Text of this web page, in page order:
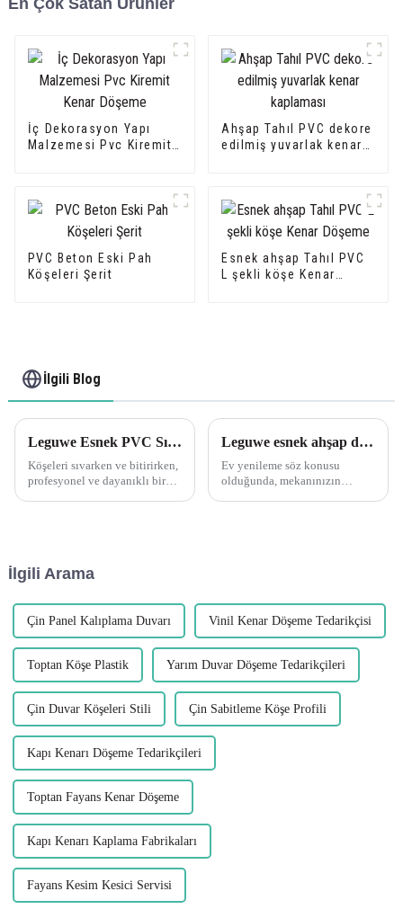
En Çok Satan Ürünler
İç Dekorasyon Yapı
Malzemesi Pvc Kiremit
Ahşap Tahıl PVC dekore
edilmiş yuvarlak kenar
PVC Beton Eski Pah
Köşeleri Şerit
Esnek ahşap Tahıl PVC
L şekli köşe Kenar
İlgili Blog
Leguwe Esnek PVC Sıvama Köşe Profillerinin çok yönlülüğünü keşfedin
Köşeleri sıvarken ve bitirirken,
profesyonel ve dayanıklı bir
Leguwe esnek ahşap damarlı PVC L şekilli köşe kenar dekorasyonunun avantajlarını ortaya çıkarıyor
Ev yenileme söz konusu
olduğunda, mekanınızın
İlgili Arama
Çin Panel Kalıplama Duvarı Vinil Kenar Döşeme Tedarikçisi
Toptan Köşe Plastik Yarım Duvar Döşeme Tedarikçileri
Çin Duvar Köşeleri Stili Çin Sabitleme Köşe Profili
Kapı Kenarı Döşeme Tedarikçileri
Toptan Fayans Kenar Döşeme
Kapı Kenarı Kaplama Fabrikaları
Fayans Kesim Kesici Servisi